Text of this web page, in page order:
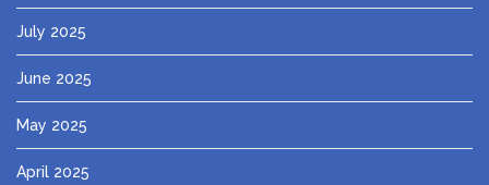
July 2025
June 2025
May 2025
April 2025